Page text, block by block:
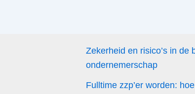
Zekerheid en risico’s in de
ondernemerschap
Fulltime zzp’er worden: